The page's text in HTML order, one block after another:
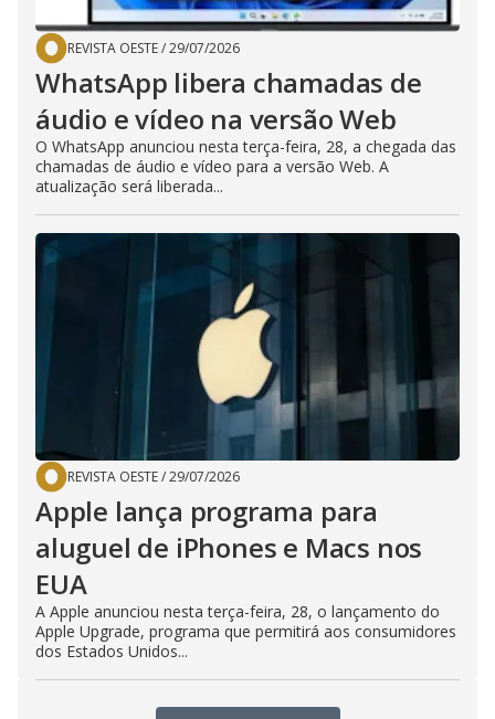
REVISTA OESTE/29/07/2026
WhatsApp libera chamadas de
áudio e vídeo na versão Web
O WhatsApp anunciou nesta terça-feira, 28, a chegada das
chamadas de áudio e vídeo para a versão Web. A
atualização será liberada...
REVISTA OESTE/29/07/2026
Apple lança programa para
aluguel de iPhones e Macs nos
EUA
A Apple anunciou nesta terça-feira, 28, o lançamento do
Apple Upgrade, programa que permitirá aos consumidores
dos Estados Unidos...